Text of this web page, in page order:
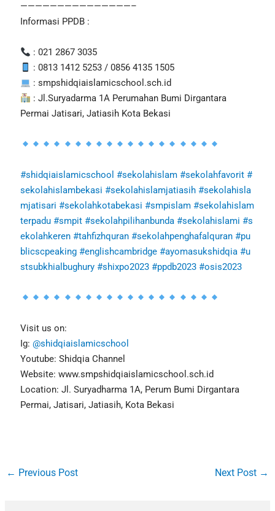
———————————————–
Informasi PPDB :
: 021 2867 3035
: 0813 1412 5253 / 0856 4135 1505
: smpshidqiaislamicschool.sch.id
: Jl.Suryadarma 1A Perumahan Bumi Dirgantara
Permai Jatisari, Jatiasih Kota Bekasi
#shidqiaislamicschool #sekolahislam #sekolahfavorit #
sekolahislambekasi #sekolahislamjatiasih #sekolahisla
mjatisari #sekolahkotabekasi #smpislam #sekolahislam
terpadu #smpit #sekolahpilihanbunda #sekolahislami #s
ekolahkeren #tahfizhquran #sekolahpenghafalquran #pu
blicscpeaking #englishcambridge #ayomasukshidqia #u
stsubkhialbughury #shixpo2023 #ppdb2023 #osis2023
Visit us on:
Ig:@shidqiaislamicschool
Youtube: Shidqia Channel
Website: www.smpshidqiaislamicschool.sch.id
Location: Jl. Suryadharma 1A, Perum Bumi Dirgantara
Permai, Jatisari, Jatiasih, Kota Bekasi
← Previous Post Next Post →